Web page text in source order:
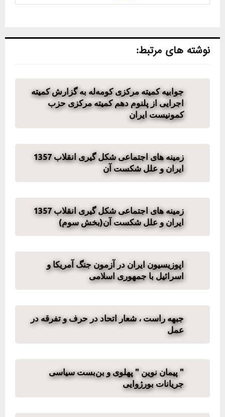
نوشته های مرتبط:
جوابیە کمیتە مرکزی کومەلە بە گزارش کمیتە
اجرایی از پلنوم دهم کمیته مرکزی حزب
کمونیست ایران
زمینه های اجتماعی شکل گیری انقلاب 1357
ایران و علل شکست آن
زمینه های اجتماعی شکل گیری انقلاب 1357
ایران و علل شکست آن (بخش سوم)
اپوزیسیون ایران در آزمون جنگ آمریکا و
اسرائیل با جمهوری اسلامی
جبهه راست ، شعار اتحاد در حرف و تفرقه در
عمل
" پیمان نوین " پهلوی و بن‌بست سیاسی
جریانات بورژوایی